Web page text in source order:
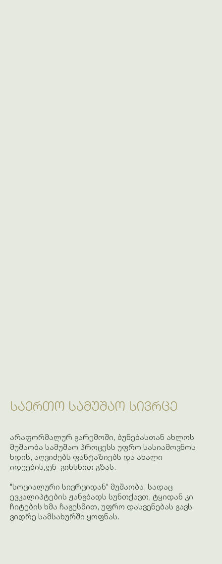
ᲡᲐᲔᲠᲗᲝ ᲡᲐᲛᲣᲨᲐᲝ ᲡᲘᲕᲠᲪᲔ
არაფორმალურ გარემოში, ბუნებასთან ახლოს
მუშაობა სამუშაო პროცესს უფრო სასიამოვნოს
ხდის, აღვიძებს ფანტაზიებს და ახალი
იდეებისკენ გიხსნით გზას.
"სოციალური სივრციდან" მუშაობა, სადაც
ევკალიპტების ჟანგბადს სუნთქავთ, ტყიდან კი
ჩიტების ხმა ჩაგესმით, უფრო დასვენებას გავს
ვიდრე სამსახურში ყოფნას.